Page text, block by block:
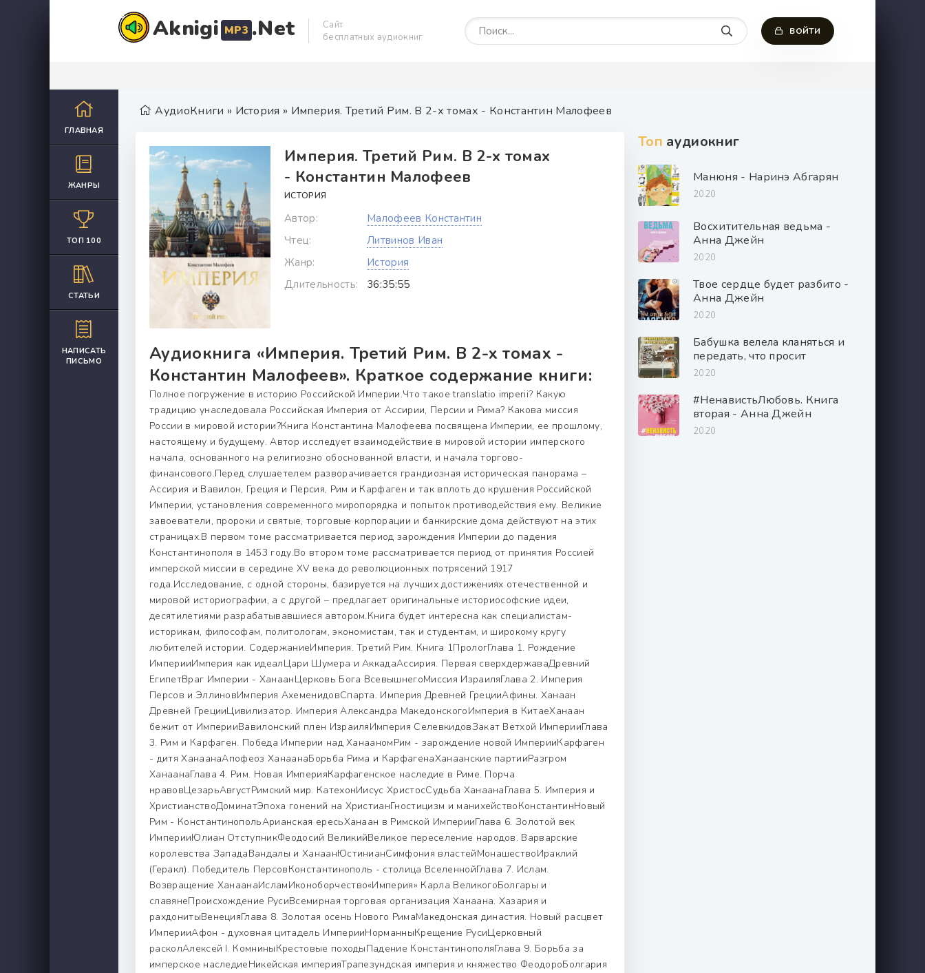
Aknigi MP3 .Net
Сайт
бесплатных аудиокниг
ВОЙТИ
ГЛАВНАЯ
ЖАНРЫ
ТОП 100
СТАТЬИ
НАПИСАТЬ
ПИСЬМО
АудиоКниги » История » Империя. Третий Рим. В 2-х томах - Константин Малофеев
Империя. Третий Рим. В 2-х томах
- Константин Малофеев
ИСТОРИЯ
Автор:
Малофеев Константин
Чтец:
Литвинов Иван
Жанр:
История
Длительность:
36:35:55
Аудиокнига «Империя. Третий Рим. В 2-х томах -
Константин Малофеев». Краткое содержание книги:
Полное погружение в историю Российской Империи.Что такое translatio imperii? Какую
традицию унаследовала Российская Империя от Ассирии, Персии и Рима? Какова миссия
России в мировой истории?Книга Константина Малофеева посвящена Империи, ее прошлому,
настоящему и будущему. Автор исследует взаимодействие в мировой истории имперского
начала, основанного на религиозно обоснованной власти, и начала торгово-
финансового.Перед слушаетелем разворачивается грандиозная историческая панорама –
Ассирия и Вавилон, Греция и Персия, Рим и Карфаген и так вплоть до крушения Российской
Империи, установления современного миропорядка и попыток противодействия ему. Великие
завоеватели, пророки и святые, торговые корпорации и банкирские дома действуют на этих
страницах.В первом томе рассматривается период зарождения Империи до падения
Константинополя в 1453 году.Во втором томе рассматривается период от принятия Россией
имперской миссии в середине XV века до революционных потрясений 1917
года.Исследование, с одной стороны, базируется на лучших достижениях отечественной и
мировой историографии, а с другой – предлагает оригинальные историософские идеи,
десятилетиями разрабатывавшиеся автором.Книга будет интересна как специалистам-
историкам, философам, политологам, экономистам, так и студентам, и широкому кругу
любителей истории. СодержаниеИмперия. Третий Рим. Книга 1ПрологГлава 1. Рождение
ИмперииИмперия как идеалЦари Шумера и АккадаАссирия. Первая сверхдержаваДревний
ЕгипетВраг Империи - ХанаанЦерковь Бога ВсевышнегоМиссия ИзраиляГлава 2. Империя
Персов и ЭллиновИмперия АхеменидовСпарта. Империя Древней ГрецииАфины. Ханаан
Древней ГрецииЦивилизатор. Империя Александра МакедонскогоИмперия в КитаеХанаан
бежит от ИмперииВавилонский плен ИзраиляИмперия СелевкидовЗакат Ветхой ИмперииГлава
3. Рим и Карфаген. Победа Империи над ХанааномРим - зарождение новой ИмперииКарфаген
- дитя ХанаанаАпофеоз ХанаанаБорьба Рима и КарфагенаХанаанские партииРазгром
ХанаанаГлава 4. Рим. Новая ИмперияКарфагенское наследие в Риме. Порча
нравовЦезарьАвrустРимский мир. КатехонИисус ХристосСудьба ХанаанаГлава 5. Империя и
ХристианствоДоминатЭпоха гонений на ХристианГностицизм и манихействоКонстантинНовый
Рим - КонстантинопольАрианская ересьХанаан в Римской ИмперииГлава 6. Золотой век
ИмперииЮлиан ОтступникФеодосий ВеликийВеликое переселение народов. Варварские
королевства ЗападаВандалы и ХанаанЮстинианСимфония властейМонашествоИраклий
(Геракл). Победитель ПерсовКонстантинополь - столица ВселеннойГлава 7. Ислам.
Возвращение ХанаанаИсламИконоборчество«Империя» Карла ВеликогоБолгары и
славянеПроисхождение РусиВсемирная торговая организация Ханаана. Хазария и
рахдонитыВенецияГлава 8. Золотая осень Нового РимаМакедонская династия. Новый расцвет
ИмперииАфон - духовная цитадель ИмперииНорманныКрещение РусиЦерковный
расколАлексей I. КомниныКрестовые походыПадение КонстантинополяГлава 9. Борьба за
имперское наследиеНикейская империяТрапезундская империя и княжество ФеодороБолгария
Топ аудиокниг
Манюня - Наринэ Абгарян
2020
Восхитительная ведьма -
Анна Джейн
2020
Твое сердце будет разбито -
Анна Джейн
2020
Бабушка велела кланяться и
передать, что просит
прощения - Фредерик
2020
#НенавистьЛюбовь. Книга
вторая - Анна Джейн
2020